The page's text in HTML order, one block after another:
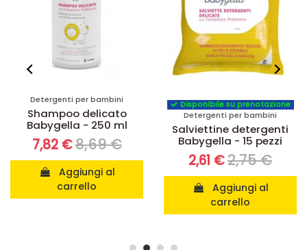
Detergenti per bambini
Shampoo delicato
Babygella - 250 ml
7,82 €8,69 €
carrello
Disponibile su prenotazione
Detergenti per bambini
Salviettine detergenti
Babygella - 15 pezzi
2,61 €2,75 €
carrello